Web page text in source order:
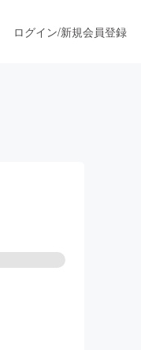
ログイン/新規会員登録